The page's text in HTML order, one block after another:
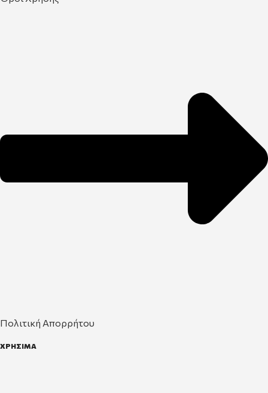
Πολιτική Απορρήτου
ΧΡΗΣΙΜΑ